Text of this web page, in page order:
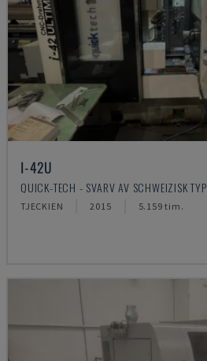
I-42U
QUICK-TECH - SVARV AV SCHWEIZISK TYP
TJECKIEN 2015 5.159 tim.